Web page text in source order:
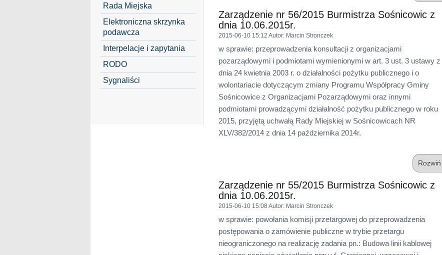
Rada Miejska
Elektroniczna skrzynka
podawcza
Interpelacje i zapytania
RODO
Sygnaliści
Zarządzenie nr 56/2015 Burmistrza Sośnicowic z
dnia 10.06.2015r.
2015-06-10 15:12 Autor: Marcin Stronczek
w sprawie: przeprowadzenia konsultacji z organizacjami
pozarządowymi i podmiotami wymienionymi w art. 3 ust. 3 ustawy z
dnia 24 kwietnia 2003 r. o działalności pożytku publicznego i o
wolontariacie dotyczącym zmiany Programu Współpracy Gminy
Sośnicowice z Organizacjami Pozarządowymi oraz innymi
podmiotami prowadzącymi działalność pożytku publicznego w roku
2015, przyjętą uchwałą Rady Miejskiej w Sośnicowicach NR
XLV/382/2014 z dnia 14 października 2014r.
Rozwiń
Zarządzenie nr 55/2015 Burmistrza Sośnicowic z
dnia 10.06.2015r.
2015-06-10 15:08 Autor: Marcin Stronczek
w sprawie: powołania komisji przetargowej do przeprowadzenia
postępowania o zamówienie publiczne w trybie przetargu
nieograniczonego na realizację zadania pn.: Budowa linii kablowej